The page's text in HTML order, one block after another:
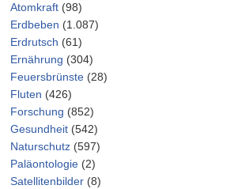
Atomkraft (98)
Erdbeben (1.087)
Erdrutsch (61)
Ernährung (304)
Feuersbrünste (28)
Fluten (426)
Forschung (852)
Gesundheit (542)
Naturschutz (597)
Paläontologie (2)
Satellitenbilder (8)